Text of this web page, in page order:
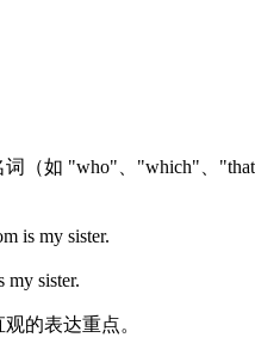
（如 "who"、"which"、
is my sister.
my sister.
的表达重点。